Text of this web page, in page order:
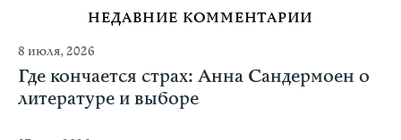
НЕДАВНИЕ КОММЕНТАРИИ
8 июля, 2026
Где кончается страх: Анна Сандермоен о
литературе и выборе